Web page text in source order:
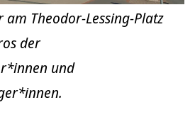
am Theodor-Lessing-Platz
der
und